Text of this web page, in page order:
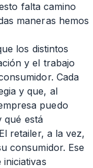
falta camino
maneras hemos
los distintos
y el trabajo
Cada
y que, al
puedo
qué está
retailer, a la vez,
consumidor. Ese